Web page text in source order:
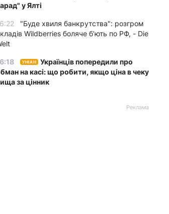
у Ялті
"Буде хвиля банкрутства": розгром
Wildberries боляче бʼють по РФ, - Die
УНІАН
Українців попередили про
на касі: що робити, якщо ціна в чеку
за цінник
Реклама